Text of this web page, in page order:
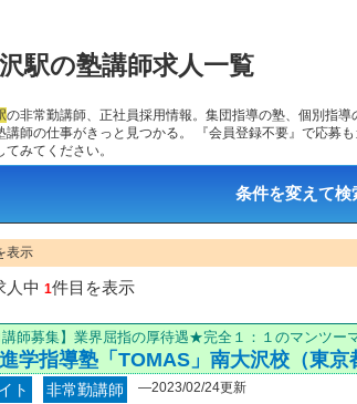
駅の塾講師求人一覧
の非常勤講師、正社員採用情報。集団指導の塾、個別指
講師の仕事がきっと見つかる。 『会員登録不要』で応募
てみてください。
非常勤講師 正社員
条件を変えて検
表示
人中 1件目を表示
講師募集】業界屈指の厚待遇★完全１：１のマンツー
学指導塾「TOMAS」南大沢校（東京
ト 非常勤講師 ―2023/02/24更新